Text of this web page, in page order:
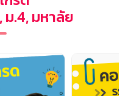
ม.4, มหาลัย